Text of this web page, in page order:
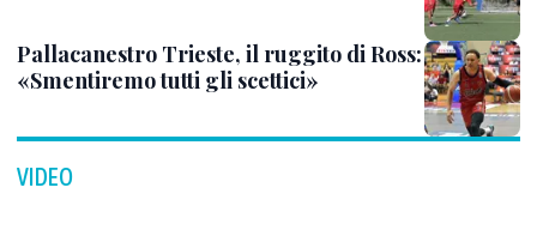
Pallacanestro Trieste, il ruggito di Ross:
«Smentiremo tutti gli scettici»
VIDEO